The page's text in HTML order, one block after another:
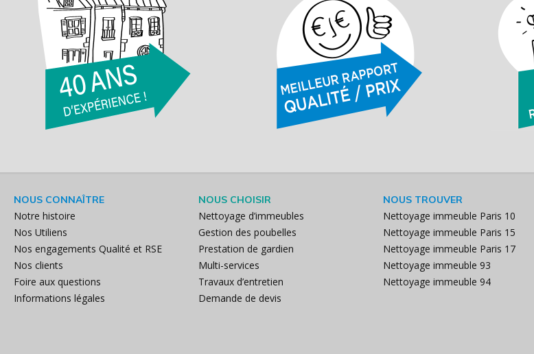
NOUS CONNAÎTRE
Notre histoire
Nos Utiliens
Nos engagements Qualité et RSE
Nos clients
Foire aux questions
Informations légales
NOUS CHOISIR
Nettoyage d’immeubles
Gestion des poubelles
Prestation de gardien
Multi-services
Travaux d’entretien
Demande de devis
NOUS TROUVER
Nettoyage immeuble Paris 10
Nettoyage immeuble Paris 15
Nettoyage immeuble Paris 17
Nettoyage immeuble 93
Nettoyage immeuble 94